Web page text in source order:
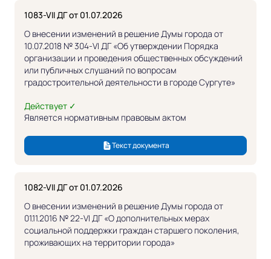
1083-VII ДГ от 01.07.2026
О внесении изменений в решение Думы города от
10.07.2018 № 304-VI ДГ «Об утверждении Порядка
организации и проведения общественных обсуждений
или публичных слушаний по вопросам
градостроительной деятельности в городе Сургуте»
Действует ✓
Является нормативным правовым актом
Текст документа
1082-VII ДГ от 01.07.2026
О внесении изменений в решение Думы города от
01.11.2016 № 22-VI ДГ «О дополнительных мерах
социальной поддержки граждан старшего поколения,
проживающих на территории города»